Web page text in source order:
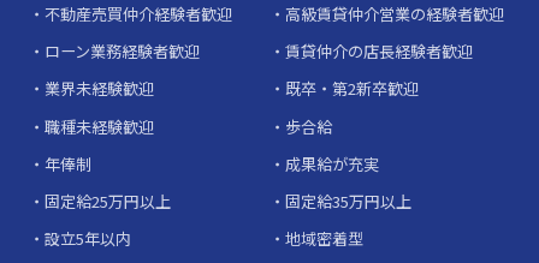
不動産売買仲介経験者歓迎
高級賃貸仲介営業の経験者歓迎
ローン業務経験者歓迎
賃貸仲介の店長経験者歓迎
業界未経験歓迎
既卒・第2新卒歓迎
職種未経験歓迎
歩合給
年俸制
成果給が充実
固定給25万円以上
固定給35万円以上
設立5年以内
地域密着型